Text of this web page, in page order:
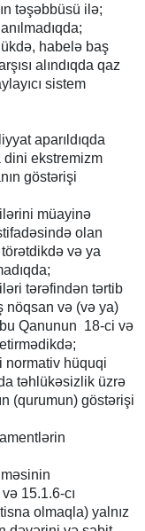
təşəbbüsü ilə;
habelə baş
alındıqda qaz
sistem
aparıldıqda
dini ekstremizm
göstərişi
müayinə
olan
və ya
tərəfindən tərtib
nöqsan və (və ya)
bu Qanunun 18-ci və
normativ hüquqi
təhlükəsizlik üzrə
(qurumun) göstərişi
15.1.6-cı
olmaqla) yalnız